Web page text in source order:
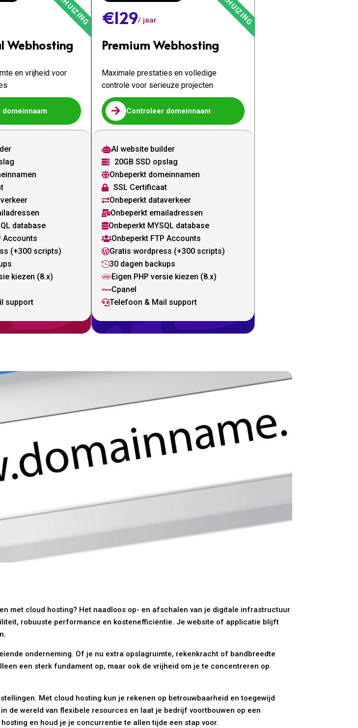
Webhosting
en vrijheid voor
database
Accounts
(+300 scripts)
kiezen (8.x)
support
€129/ jaar
Premium Webhosting
Maximale prestaties en volledige
controle voor serieuze projecten
 Controleer domeinnaam
AI website builder
 20GB SSD opslag
Onbeperkt domeinnamen
 SSL Certificaat
Onbeperkt dataverkeer
Onbeperkt emailadressen
Onbeperkt MYSQL database
Onbeperkt FTP Accounts
Gratis wordpress (+300 scripts)
30 dagen backups
Eigen PHP versie kiezen (8.x)
Cpanel
Telefoon & Mail support
met cloud hosting? Het naadloos op- en afschalen van je digitale infrastructuur
robuuste performance en kostenefficiëntie. Je website of applicatie blijft
onderneming. Of je nu extra opslagruimte, rekenkracht of bandbreedte
een sterk fundament op, maar ook de vrijheid om je te concentreren op
Met cloud hosting kun je rekenen op betrouwbaarheid en toegewijd
de wereld van flexibele resources en laat je bedrijf voortbouwen op een
en houd je je concurrentie te allen tijde een stap voor.